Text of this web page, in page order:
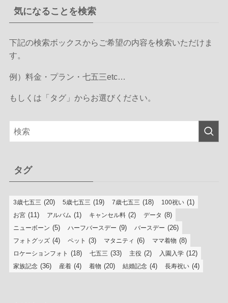
気になることを検索
下記の検索ボックスからご希望の内容を検索いただけま
す。
例）料金・プラン・七五三etc…
もしくは「タグ」からお選びください。
タグ
3歳七五三 (20) 5歳七五三 (19) 7歳七五三 (18) 100祝い (1)
お宮 (11) アルバム (1) キャンセル料 (2) データ (8)
ニューボーン (5) ハーフバースデー (9) バースデー (26)
フォトグッズ (4) ペット (3) マタニティ (6) ママ着物 (8)
ロケーションフォト (18) 七五三 (33) 主役 (2) 入園入学 (12)
家族記念 (36) 産着 (4) 着物 (20) 結婚記念 (4) 長寿祝い (4)